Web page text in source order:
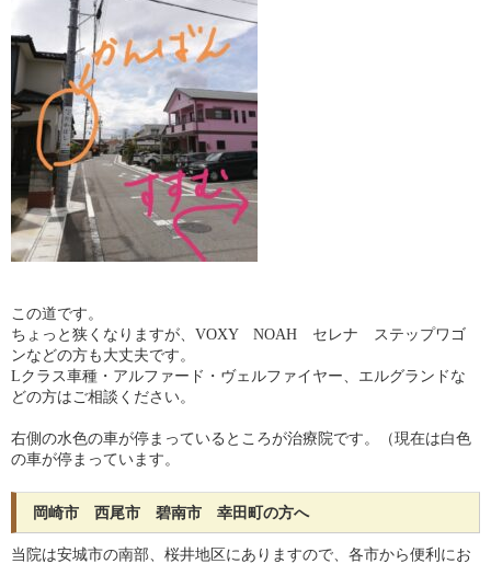
この道です。
ちょっと狭くなりますが、VOXY NOAH セレナ ステップワゴ
ンなどの方も大丈夫です。
Lクラス車種・アルファード・ヴェルファイヤー、エルグランドな
どの方はご相談ください。
右側の水色の車が停まっているところが治療院です。（現在は白色
の車が停まっています。
岡崎市 西尾市 碧南市 幸田町の方へ
当院は安城市の南部、桜井地区にありますので、各市から便利にお